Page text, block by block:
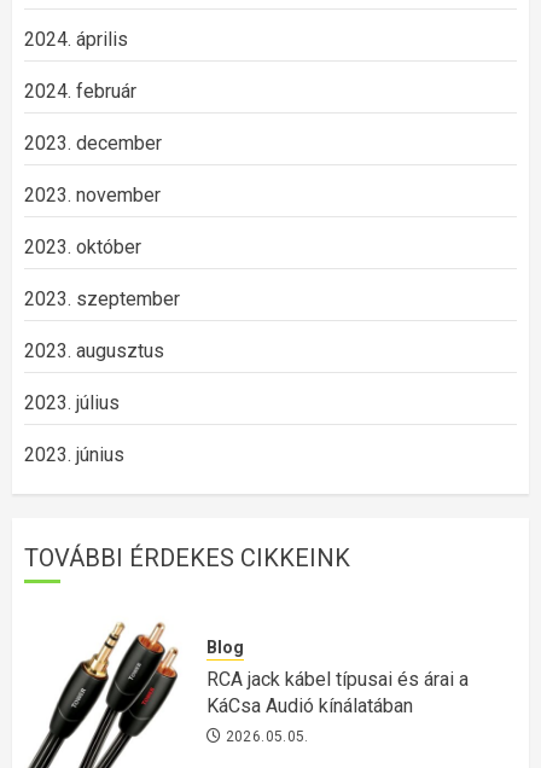
2024. április
2024. február
2023. december
2023. november
2023. október
2023. szeptember
2023. augusztus
2023. július
2023. június
TOVÁBBI ÉRDEKES CIKKEINK
Blog
RCA jack kábel típusai és árai a
KáCsa Audió kínálatában
2026.05.05.